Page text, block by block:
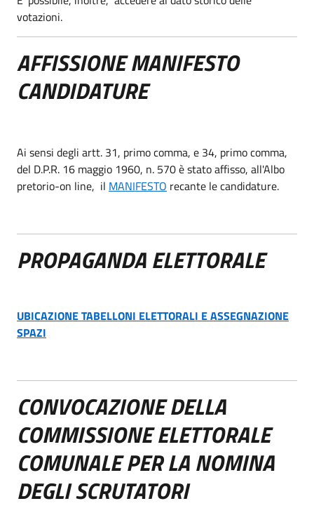
votazioni.
AFFISSIONE MANIFESTO
CANDIDATURE
Ai sensi degli artt. 31, primo comma, e 34, primo comma,
del D.P.R. 16 maggio 1960, n. 570 è stato affisso, all'Albo
pretorio-on line, il MANIFESTO recante le candidature.
PROPAGANDA ELETTORALE
UBICAZIONE TABELLONI ELETTORALI E ASSEGNAZIONE
SPAZI
CONVOCAZIONE DELLA
COMMISSIONE ELETTORALE
COMUNALE PER LA NOMINA
DEGLI SCRUTATORI